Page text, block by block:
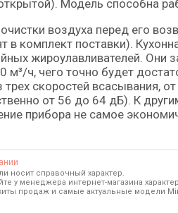
Модель способна
воздуха перед его
в комплект поставки).
жироулавливателей. Они
м³/ч, чего точно будет
трех скоростей всасывания,
от 56 до 64 дБ). К
прибора не самое
носит справочный характер.
у менеджера интернет-магазина
продаж и самые актуальные модели